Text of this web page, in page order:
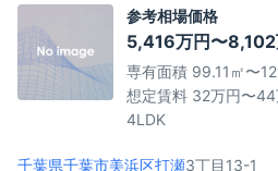
参考相場価格
5,416万円〜8,102
専有面積 99.11㎡〜
想定賃料 32万円〜44
4LDK
千葉県千葉市美浜区打瀬3丁目13-1